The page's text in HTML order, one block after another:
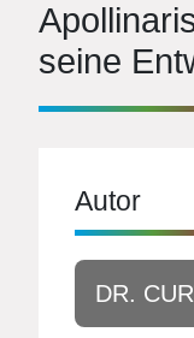
seine
Autor
DR.